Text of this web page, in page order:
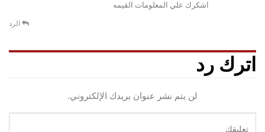
اشكرك علي المعلومات القيمه
الرد
اترك رد
لن يتم نشر عنوان بريدك الإلكتروني.